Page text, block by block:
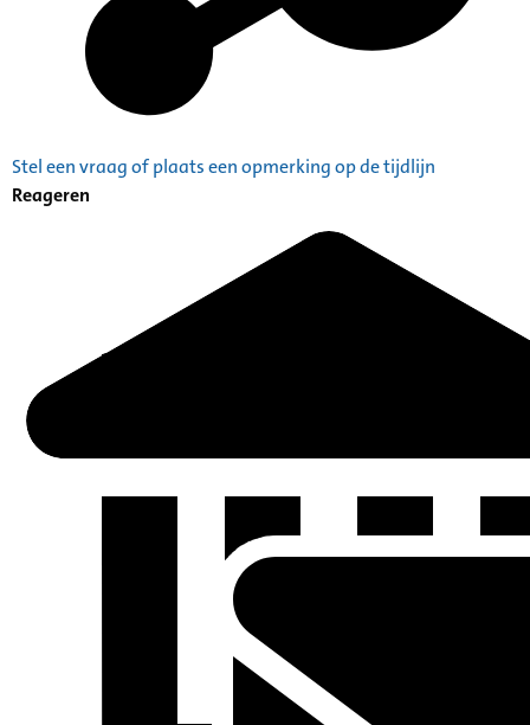
Stel een vraag of plaats een opmerking op de tijdlijn
Reageren